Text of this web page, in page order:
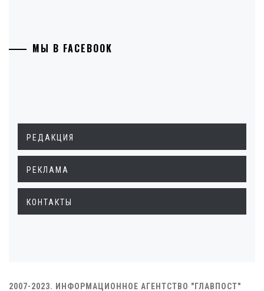
МЫ В FACEBOOK
РЕДАКЦИЯ
РЕКЛАМА
КОНТАКТЫ
2007-2023. ИНФОРМАЦИОННОЕ АГЕНТСТВО "ГЛАВПОСТ"